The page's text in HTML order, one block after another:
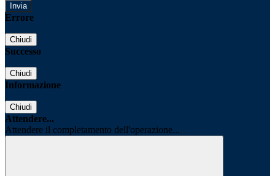
Errore
Chiudi
Successo
Chiudi
Informazione
Chiudi
Attendere...
Attendere il completamento dell'operazione...